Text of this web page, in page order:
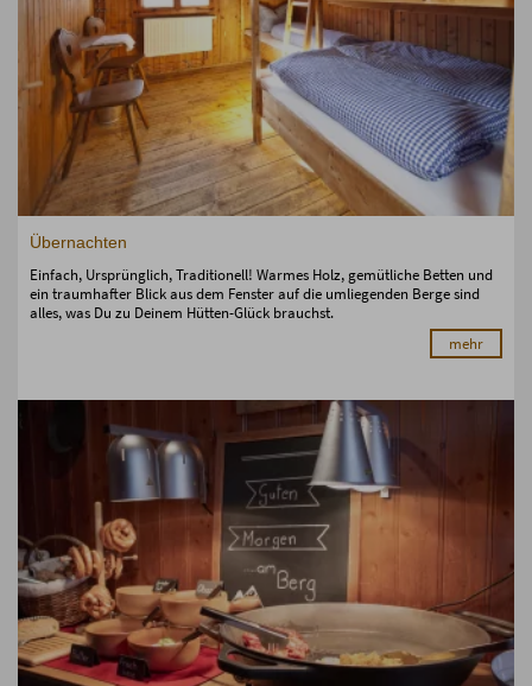
Übernachten
Einfach, Ursprünglich, Traditionell! Warmes Holz, gemütliche Betten und
ein traumhafter Blick aus dem Fenster auf die umliegenden Berge sind
alles, was Du zu Deinem Hütten-Glück brauchst.
mehr